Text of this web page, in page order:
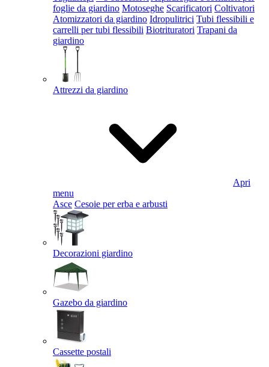
foglie da giardino Motoseghe Scarificatori Coltivatori
Atomizzatori da giardino Idropulitrici Tubi flessibili e
carrelli per tubi flessibili Biotrituratori Trapani da
giardino
Attrezzi da giardino
Apri
menu
Asce Cesoie per erba e arbusti
Decorazioni giardino
Gazebo da giardino
Cassette postali